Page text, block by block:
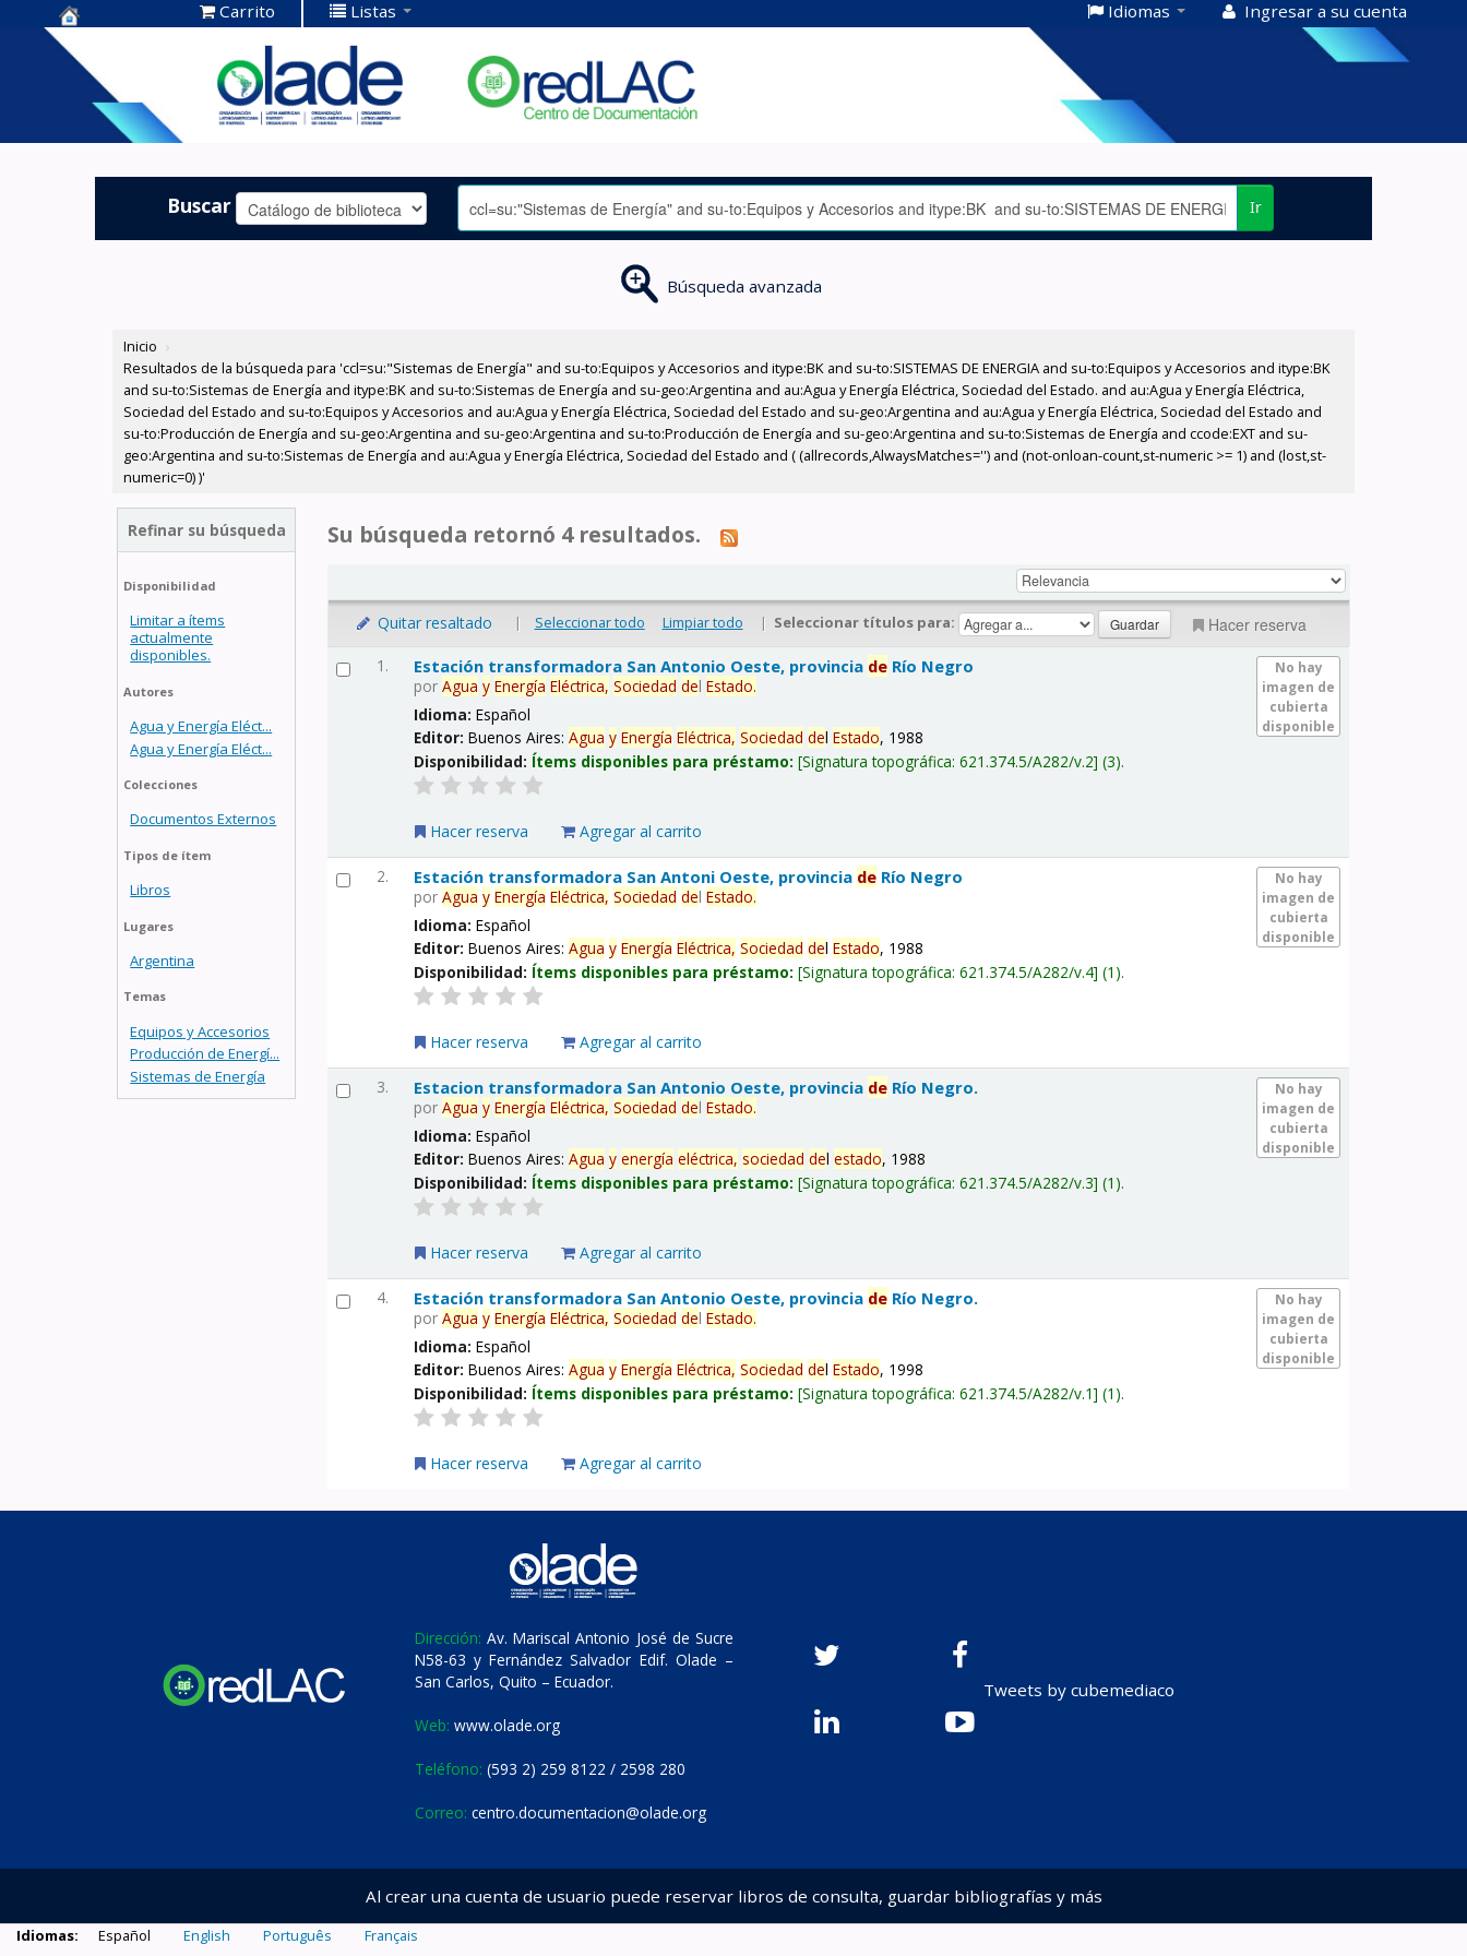
Centro de
Documentación
OLADE -
Carrito Listas Idiomas Ingresar a su cuenta
Buscar Ir
Búsqueda avanzada
Inicio ›
Resultados de la búsqueda para 'ccl=su:"Sistemas de Energía" and su-to:Equipos y Accesorios and itype:BK and su-to:SISTEMAS DE ENERGIA and su-to:Equipos y Accesorios and itype:BK
and su-to:Sistemas de Energía and itype:BK and su-to:Sistemas de Energía and su-geo:Argentina and au:Agua y Energía Eléctrica, Sociedad del Estado. and au:Agua y Energía Eléctrica,
Sociedad del Estado and su-to:Equipos y Accesorios and au:Agua y Energía Eléctrica, Sociedad del Estado and su-geo:Argentina and au:Agua y Energía Eléctrica, Sociedad del Estado and
su-to:Producción de Energía and su-geo:Argentina and su-geo:Argentina and su-to:Producción de Energía and su-geo:Argentina and su-to:Sistemas de Energía and ccode:EXT and su-
geo:Argentina and su-to:Sistemas de Energía and au:Agua y Energía Eléctrica, Sociedad del Estado and ( (allrecords,AlwaysMatches='') and (not-onloan-count,st-numeric >= 1) and (lost,st-
numeric=0) )'
Refinar su búsqueda
Disponibilidad
Limitar a ítems
actualmente
disponibles.
Autores
Agua y Energía Eléct...
Agua y Energía Eléct...
Colecciones
Documentos Externos
Tipos de ítem
Libros
Lugares
Argentina
Temas
Equipos y Accesorios
Producción de Energí...
Sistemas de Energía
Su búsqueda retornó 4 resultados.
Quitar resaltado | Seleccionar todo Limpiar todo | Seleccionar títulos para: Hacer reserva
1.
No hay
imagen de
cubierta
disponible
Estación transformadora San Antonio Oeste, provincia de Río Negro
porAgua y Energía Eléctrica, Sociedad delEstado.
Idioma:Español
Editor:Buenos Aires:Agua y Energía Eléctrica, Sociedad delEstado, 1988
Disponibilidad: Ítems disponibles para préstamo: Signatura topográfica:621.374.5/A282/v.2 (3).
Hacer reserva Agregar al carrito
2.
No hay
imagen de
cubierta
disponible
Estación transformadora San Antoni Oeste, provincia de Río Negro
porAgua y Energía Eléctrica, Sociedad delEstado.
Idioma:Español
Editor:Buenos Aires:Agua y Energía Eléctrica, Sociedad delEstado, 1988
Disponibilidad: Ítems disponibles para préstamo: Signatura topográfica:621.374.5/A282/v.4 (1).
Hacer reserva Agregar al carrito
3.
No hay
imagen de
cubierta
disponible
Estacion transformadora San Antonio Oeste, provincia de Río Negro.
porAgua y Energía Eléctrica, Sociedad delEstado.
Idioma:Español
Editor:Buenos Aires:Agua y energía eléctrica, sociedad delestado, 1988
Disponibilidad: Ítems disponibles para préstamo: Signatura topográfica:621.374.5/A282/v.3 (1).
Hacer reserva Agregar al carrito
4.
No hay
imagen de
cubierta
disponible
Estación transformadora San Antonio Oeste, provincia de Río Negro.
porAgua y Energía Eléctrica, Sociedad delEstado.
Idioma:Español
Editor:Buenos Aires:Agua y Energía Eléctrica, Sociedad delEstado, 1998
Disponibilidad: Ítems disponibles para préstamo: Signatura topográfica:621.374.5/A282/v.1 (1).
Hacer reserva Agregar al carrito
Dirección: Av. Mariscal Antonio José de Sucre
N58-63 y Fernández Salvador Edif. Olade –
San Carlos, Quito – Ecuador.
Web: www.olade.org
Teléfono: (593 2) 259 8122 / 2598 280
Correo: centro.documentacion@olade.org
Tweets by cubemediaco
Al crear una cuenta de usuario puede reservar libros de consulta, guardar bibliografías y más
Idiomas: Español English Português Français